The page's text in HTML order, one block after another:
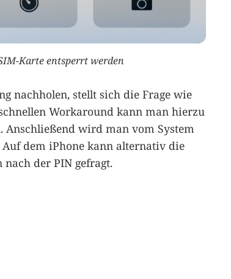
Karte entsperrt werden
nachholen, stellt sich die Frage wie
Workaround kann man hierzu
wird man vom System
dem iPhone kann alternativ die
der PIN gefragt.